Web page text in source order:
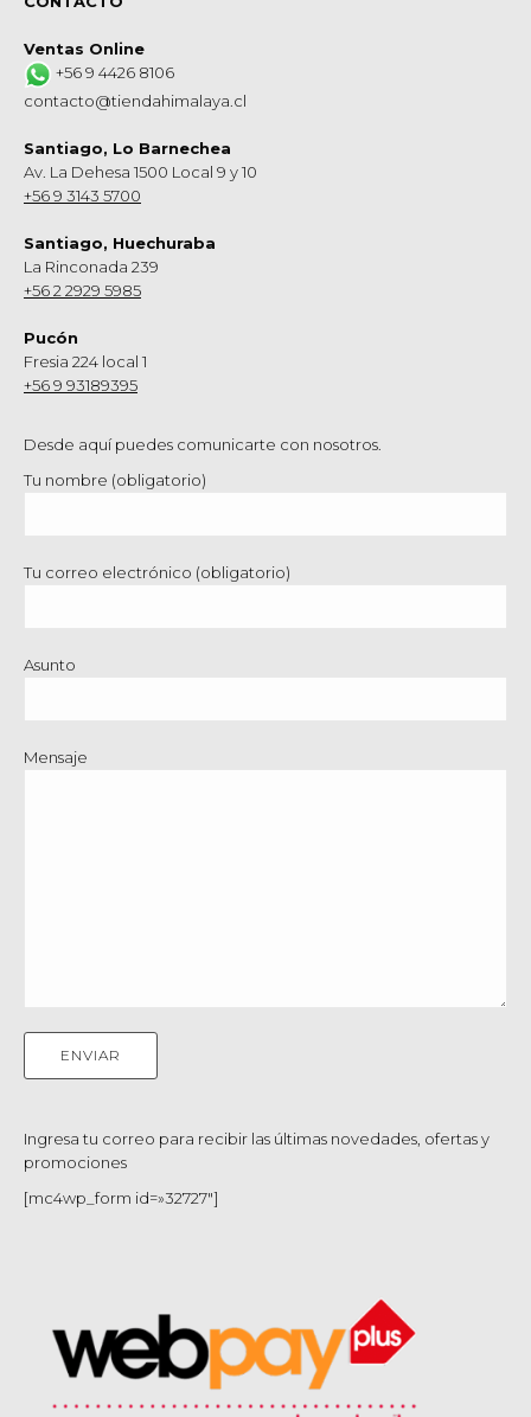
Ventas Online
+56 9 4426 8106
contacto@tiendahimalaya.cl
Santiago, Lo Barnechea
Av. La Dehesa 1500 Local 9 y 10
+56 9 3143 5700
Santiago, Huechuraba
La Rinconada 239
+56 2 2929 5985
Pucón
Fresia 224 local 1
+56 9 93189395
Desde aquí puedes comunicarte con nosotros.
Tu nombre (obligatorio)
Tu correo electrónico (obligatorio)
Asunto
Mensaje
Ingresa tu correo para recibir las últimas novedades, ofertas y
promociones
[mc4wp_form id=»32727″]